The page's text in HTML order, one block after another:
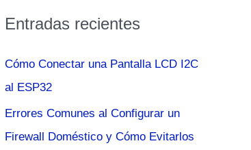
c
o
r
Entradas recientes
Cómo Conectar una Pantalla LCD I2C
al ESP32
Errores Comunes al Configurar un
Firewall Doméstico y Cómo Evitarlos